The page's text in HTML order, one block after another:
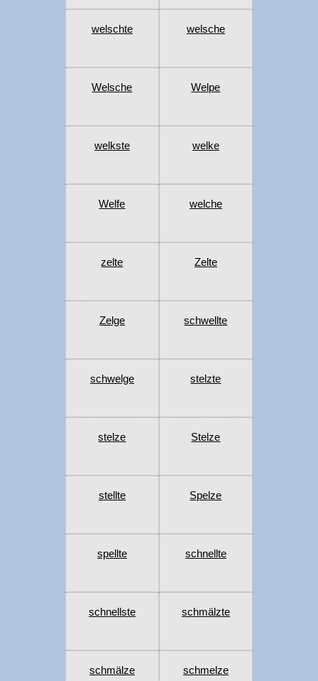
welschte welsche
Welsche Welpe
welkste welke
Welfe welche
zelte Zelte
Zelge schwellte
schwelge stelzte
stelze Stelze
stellte Spelze
spellte schnellte
schnellste schmälzte
schmälze schmelze